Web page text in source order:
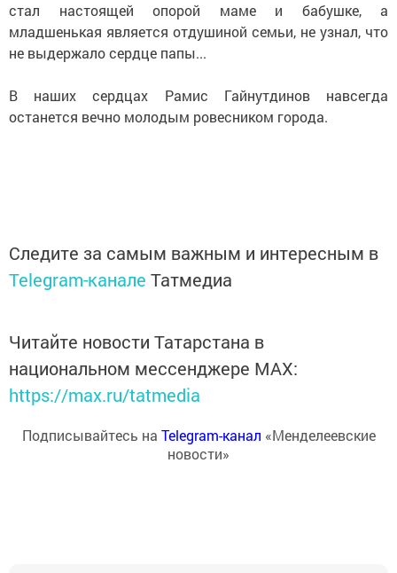
стал настоящей опорой маме и бабушке, а
младшенькая является отдушиной семьи, не узнал, что
не выдержало сердце папы...
В наших сердцах Рамис Гайнутдинов навсегда
останется вечно молодым ровесником города.
Следите за самым важным и интересным в
Telegram-канале Татмедиа
Читайте новости Татарстана в
национальном мессенджере MАХ:
https://max.ru/tatmedia
Подписывайтесь на Telegram-канал «Менделеевские
новости»